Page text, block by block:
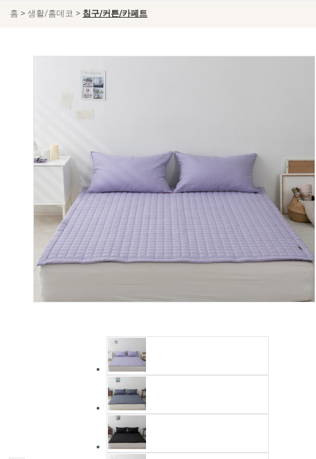
홈 > 생활/홈데코 > 침구/커튼/카페트